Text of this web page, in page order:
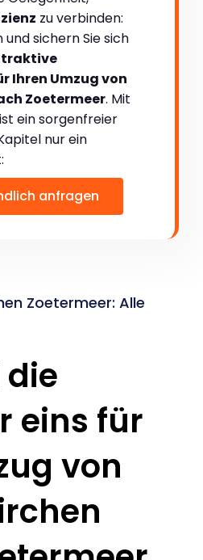
zu verbinden:
und sichern Sie sich
Ihren Umzug von
Zoetermeer. Mit
ein sorgenfreier
nur ein
anfragen
Zoetermeer: Alle
eins für
von